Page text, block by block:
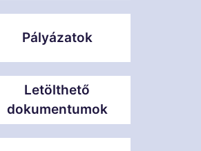
Pályázatok
Letölthető
dokumentumok